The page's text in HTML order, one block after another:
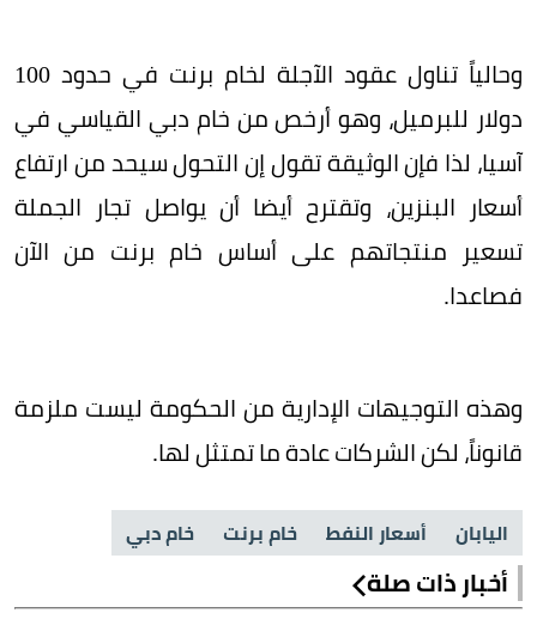
وحالياً تناول عقود الآجلة لخام برنت في حدود 100
دولار للبرميل، وهو أرخص من خام دبي القياسي في
آسيا، لذا فإن الوثيقة تقول إن التحول سيحد من ارتفاع
أسعار البنزين، وتقترح أيضا أن يواصل تجار الجملة
تسعير منتجاتهم على أساس خام برنت من الآن
فصاعدا.
وهذه التوجيهات الإدارية من الحكومة ليست ملزمة
قانوناً، لكن الشركات عادة ما تمتثل لها.
اليابان أسعار النفط خام برنت خام دبي
أخبار ذات صلة